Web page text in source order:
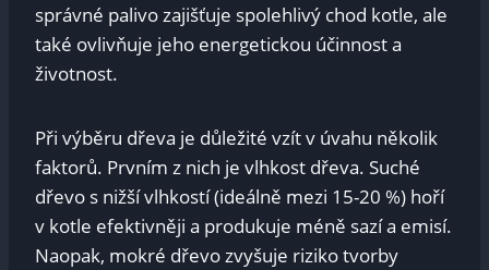
správné palivo zajišťuje spolehlivý chod kotle, ale
také ovlivňuje jeho energetickou účinnost a
životnost.
Při výběru dřeva je důležité vzít v úvahu několik
faktorů. Prvním z nich je vlhkost dřeva. Suché
dřevo s nižší vlhkostí (ideálně mezi 15-20 %) hoří
v kotle efektivněji a produkuje méně sazí a emisí.
Naopak, mokré dřevo zvyšuje riziko tvorby